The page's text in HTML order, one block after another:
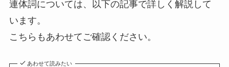
連体詞については、以下の記事で詳しく解説して
います。
こちらもあわせてご確認ください。
あわせて読みたい